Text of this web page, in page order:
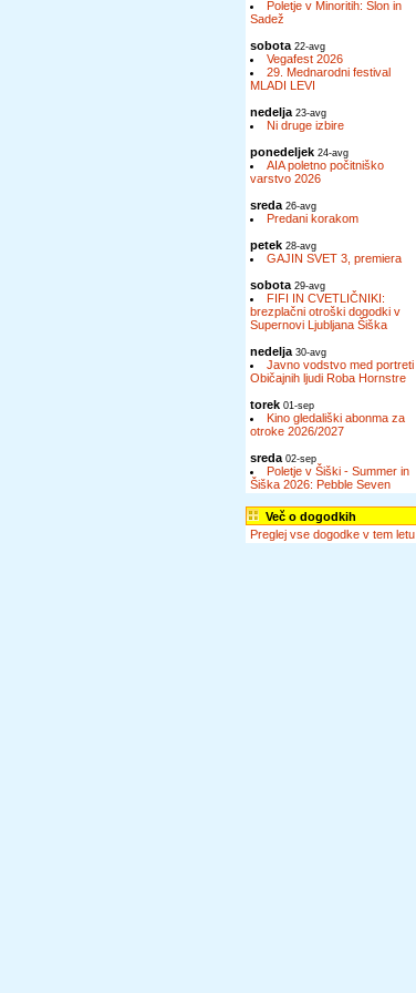
Poletje v Minoritih: Slon in
Sadež
sobota 22-avg
Vegafest 2026
29. Mednarodni festival
MLADI LEVI
nedelja 23-avg
Ni druge izbire
ponedeljek 24-avg
AIA poletno počitniško
varstvo 2026
sreda 26-avg
Predani korakom
petek 28-avg
GAJIN SVET 3, premiera
sobota 29-avg
FIFI IN CVETLIČNIKI:
brezplačni otroški dogodki v
Supernovi Ljubljana Šiška
nedelja 30-avg
Javno vodstvo med portreti
Običajnih ljudi Roba Hornstre
torek 01-sep
Kino gledališki abonma za
otroke 2026/2027
sreda 02-sep
Poletje v Šiški - Summer in
Šiška 2026: Pebble Seven
Več o dogodkih
Preglej vse dogodke v tem letu